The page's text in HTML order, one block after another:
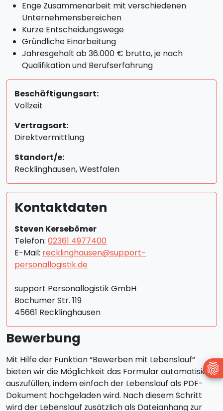
Enge Zusammenarbeit mit verschiedenen
Unternehmensbereichen
Kurze Entscheidungswege
Gründliche Einarbeitung
Jahresgehalt ab 36.000 € brutto, je nach
Qualifikation und Berufserfahrung
Beschäftigungsart:
Vollzeit
Vertragsart:
Direktvermittlung
Standort/e:
Recklinghausen, Westfalen
Kontaktdaten
Steven Kersebömer
Telefon: 02361 4977400
E-Mail: recklinghausen@support-
personallogistik.de
support Personallogistik GmbH
Bochumer Str. 119
45661 Recklinghausen
Bewerbung
Mit Hilfe der Funktion “Bewerben mit Lebenslauf“
bieten wir die Möglichkeit das Formular automatisiert
auszufüllen, indem einfach der Lebenslauf als PDF-
Dokument hochgeladen wird. Nach diesem Schritt
wird der Lebenslauf zusätzlich als Dateianhang zur